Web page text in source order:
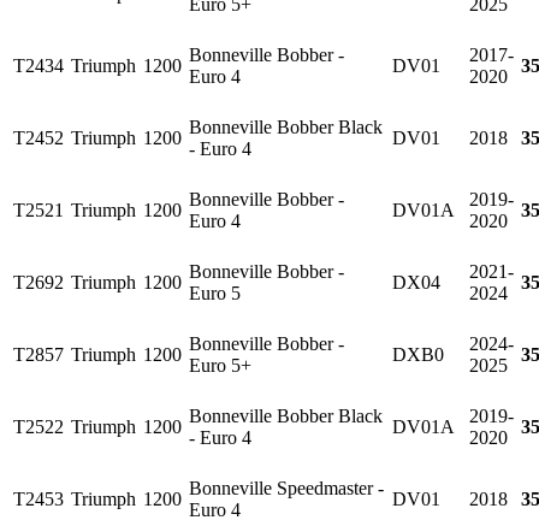
T2434 Triumph 1200
Bonneville Bobber -
Euro 4
DV01
2017-
2020
35
T2452 Triumph 1200
Bonneville Bobber Black
- Euro 4
DV01 2018 35
T2521 Triumph 1200
Bonneville Bobber -
Euro 4
DV01A
2019-
2020
35
T2692 Triumph 1200
Bonneville Bobber -
Euro 5
DX04
2021-
2024
35
T2857 Triumph 1200
Bonneville Bobber -
Euro 5+
DXB0
2024-
2025
35
T2522 Triumph 1200
Bonneville Bobber Black
- Euro 4
DV01A
2019-
2020
35
T2453 Triumph 1200
Bonneville Speedmaster -
Euro 4
DV01 2018 35